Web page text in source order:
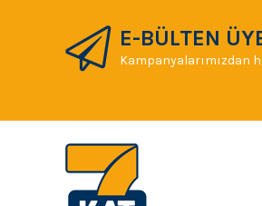
E-BÜLTEN
Kampanyalarımızdan